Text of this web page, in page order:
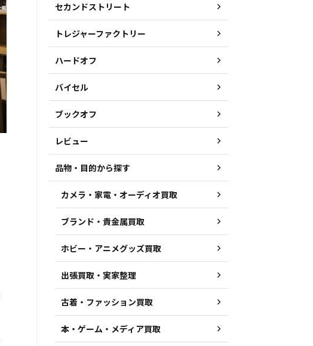
セカンドストリート
トレジャーファクトリー
ハードオフ
バイセル
ブックオフ
レビュー
品物・目的から探す
カメラ・家電・オーディオ買取
ブランド・貴金属買取
ホビー・アニメグッズ買取
出張買取・実家整理
古着・ファッション買取
本・ゲーム・メディア買取